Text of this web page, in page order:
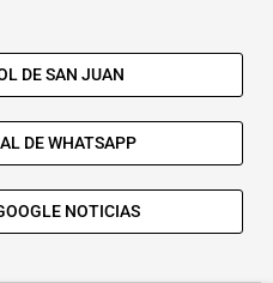
DE SAN JUAN
DE WHATSAPP
NOTICIAS